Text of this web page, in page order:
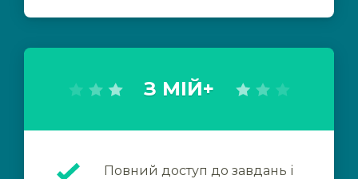
З МІЙ+
Повний доступ до завдань і